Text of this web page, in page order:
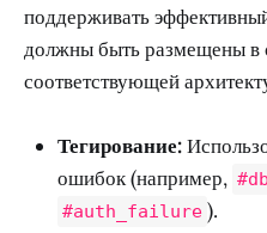
поддерживать
должны быть размещены в
соответствующей
Тегирование:
ошибок (например,
#auth_failure ).